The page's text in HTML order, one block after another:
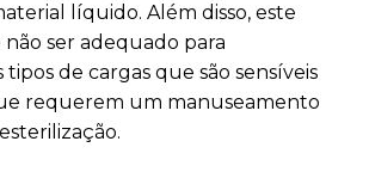
líquido. Além disso, este
ser adequado para
de cargas que são sensíveis
requerem um manuseamento